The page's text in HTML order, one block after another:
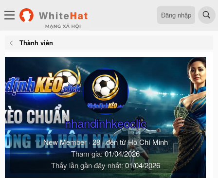
Đăng nhập
Thành viên
nhandinhkeoclic
New Member · 28·đến từHồ Chí Minh
Tham gia 01/04/2026
Thấy lần gần đây nhất 01/04/2026